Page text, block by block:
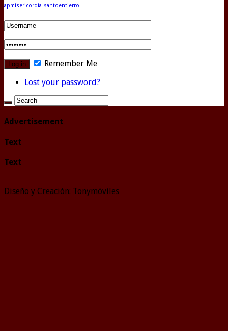
apmisericordia santoentierro
Remember Me
Lost your password?
Advertisement
Text
Text
Diseño y Creación: Tonymóviles